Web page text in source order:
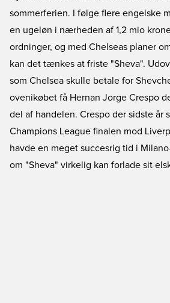
sommerferien. I følge flere engelske
en ugeløn i nærheden af 1,2 mio
ordninger, og med Chelseas planer
kan det tænkes at friste "Sheva".
som Chelsea skulle betale for
ovenikøbet få Hernan Jorge Crespo
del af handelen. Crespo der sidste år
Champions League finalen mod
havde en meget succesrig tid i
om "Sheva" virkelig kan forlade sit